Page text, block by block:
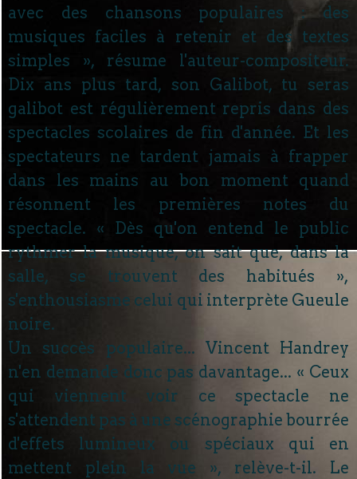
avec des chansons populaires : des
musiques faciles à retenir et des textes
simples », résume l'auteur-compositeur.
Dix ans plus tard, son Galibot, tu seras
galibot est régulièrement repris dans des
spectacles scolaires de fin d'année. Et les
spectateurs ne tardent jamais à frapper
dans les mains au bon moment quand
résonnent les premières notes du
spectacle. « Dès qu'on entend le public
rythmer la musique, on sait que, dans la
salle, se trouvent des habitués »,
s'enthousiasme celui qui interprète Gueule
noire.
Un succès populaire... Vincent Handrey
n'en demande donc pas davantage... « Ceux
qui viennent voir ce spectacle ne
s'attendent pas à une scénographie bourrée
d'effets lumineux ou spéciaux qui en
mettent plein la vue », relève-t-il. Le